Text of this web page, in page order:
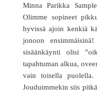
Minna Parikka
Olimme sopineet
hyvissä ajoin kenkiä
jonoon
sisäänkäynti olisi
tapahtuman alkua,
vain toisella puolella.
Jouduimmekin siis